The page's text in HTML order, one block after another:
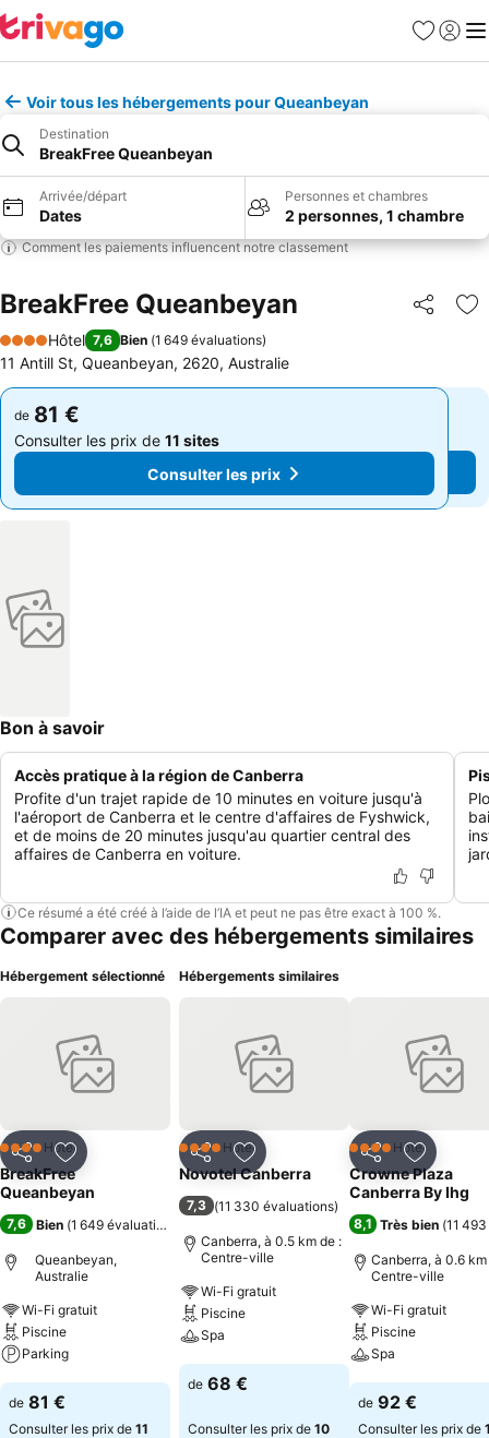
Favoris
Se
Voir tous les hébergements pour Queanbeyan
Destination
BreakFree Queanbeyan
Arrivée/départ
Dates
Personnes et chambres
2 personnes, 1 chambre
Comment les paiements influencent notre classement
BreakFree Queanbeyan Partager
4 Étoiles
Hôtel 7,6 Bien (1 649 évaluations)
11 Antill St, Queanbeyan, 2620, Australie
de 81 €
Consulter les prix de 11 sites
Consulter les prix
de 81 €
Consulter les prix de 11 sites
Consulter les prix
Bon à savoir
Accès pratique à la région de Canberra
Profite d'un trajet rapide de 10 minutes en voiture jusqu'à
l'aéroport de Canberra et le centre d'affaires de Fyshwick,
et de moins de 20 minutes jusqu'au quartier central des
affaires de Canberra en voiture.
Ce résumé a été créé à l’aide de l’IA et peut ne pas être exact à 100 %.
Comparer avec des hébergements similaires
Hébergement sélectionné
PartagerAjouter à mes favoris
4 ÉtoilesHôtel
BreakFree
Queanbeyan
7,6 Bien (1 649 évaluations
Queanbeyan,
Australie
Wi-Fi gratuit
Piscine
Parking
Consulter les prix
de 81 €
Consulter les prix de 11
Hébergements similaires
PartagerAjouter à mes favoris
4 ÉtoilesHôtel
Novotel Canberra
7,3 (11 330 évaluations)
Canberra, à 0.5 km de :
Centre-ville
Wi-Fi gratuit
Piscine
Spa
Consulter les prix
de 68 €
Consulter les prix de 10
PartagerAjouter
4 ÉtoilesHôtel
Crowne Plaza
Canberra By Ihg
8,1 Très bien (11
Canberra, à 0.6 km
Centre-ville
Wi-Fi gratuit
Piscine
Spa
Consulter les
de 92 €
Consulter les prix de